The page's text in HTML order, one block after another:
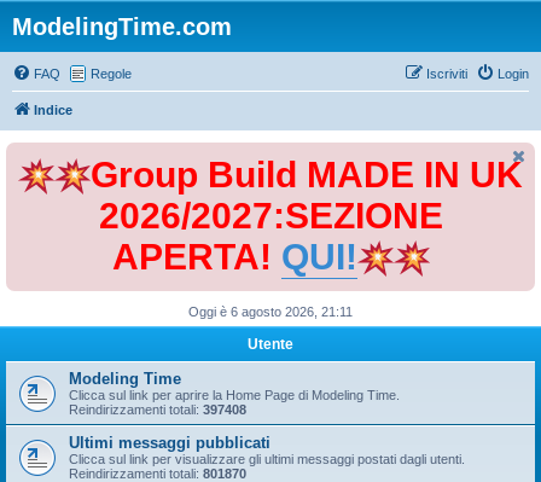
ModelingTime.com
FAQ Regole Login
Iscriviti
Indice
Group Build MADE IN UK
2026/2027:SEZIONE
APERTA! QUI!
Oggi è 6 agosto 2026, 21:11
Utente
Modeling Time
Clicca sul link per aprire la Home Page di Modeling Time.
Reindirizzamenti totali: 397408
Ultimi messaggi pubblicati
Clicca sul link per visualizzare gli ultimi messaggi postati dagli utenti.
Reindirizzamenti totali: 801870